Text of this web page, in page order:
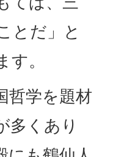
とだ」と
。
哲学を題材
多くあり